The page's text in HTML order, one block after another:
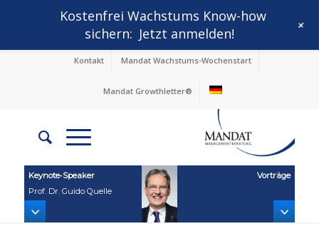
Kontakt Mandat Wachstums-Wochenstart
Mandat Growthletter®
Keynote‑Speaker
Prof. Dr. Guido Quelle
Vorträge
Kostenfrei Wachstums Know-how
sichern: Jetzt anmelden! +